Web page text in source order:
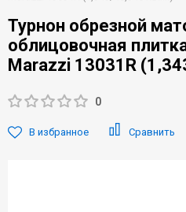
Турнон обрезной
облицовочная
Marazzi 13031R
0
В избранное Сравнить